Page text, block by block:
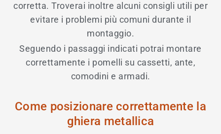
corretta. Troverai inoltre alcuni consigli utili per
evitare i problemi più comuni durante il
montaggio.
Seguendo i passaggi indicati potrai montare
correttamente i pomelli su cassetti, ante,
comodini e armadi.
Come posizionare correttamente la
ghiera metallica